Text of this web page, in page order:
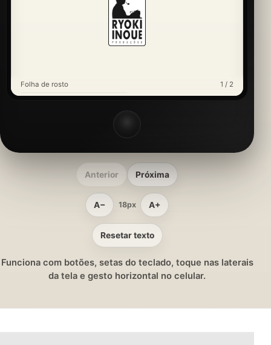
Folha de rosto 1 / 2
Anterior Próxima
A− 18px A+
Resetar texto
Funciona com botões, setas do teclado, toque nas laterais
da tela e gesto horizontal no celular.